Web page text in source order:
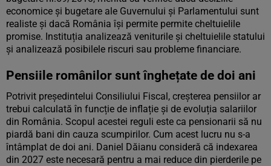
economice și bugetare ale Guvernului și Parlamentului sunt
realiste și dacă România își permite permite cheltuielile
promise. Instituția analizează veniturile și cheltuielile statului
și analizează posibilele riscuri sau probleme financiare.
Pensiile românilor sunt înghețate de doi ani
Potrivit președintelui Consiliului Fiscal, creșterea pensiilor ar
trebui calculată în funcție de inflație și de evoluția salariilor
din România. Scopul acestei reguli este ca pensionarii să nu
piardă bani din cauza scumpirilor. Cum acest lucru nu s-a
întâmplat de doi ani. Daniel Dăianu consideră că indexarea
din 2027 este necesară pentru a mai reduce din pierderile pe